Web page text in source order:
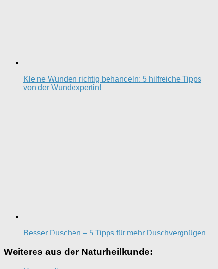
Kleine Wunden richtig behandeln: 5 hilfreiche Tipps
von der Wundexpertin!
Besser Duschen – 5 Tipps für mehr Duschvergnügen
Weiteres aus der Naturheilkunde: